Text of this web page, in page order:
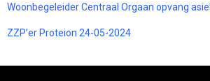
Woonbegeleider Centraal Orgaan opvang
ZZP’er Proteion 24-05-2024